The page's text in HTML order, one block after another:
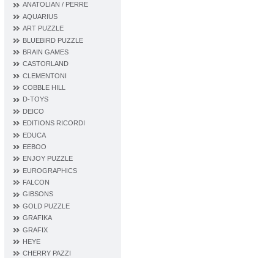
ANATOLIAN / PERRE
AQUARIUS
ART PUZZLE
BLUEBIRD PUZZLE
BRAIN GAMES
CASTORLAND
CLEMENTONI
COBBLE HILL
D‐TOYS
DEICO
EDITIONS RICORDI
EDUCA
EEBOO
ENJOY PUZZLE
EUROGRAPHICS
FALCON
GIBSONS
GOLD PUZZLE
GRAFIKA
GRAFIX
HEYE
CHERRY PAZZI